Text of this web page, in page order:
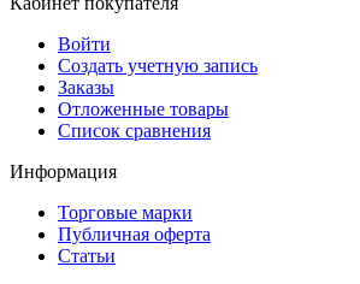
Войти
Создать учетную запись
Заказы
Отложенные товары
Список сравнения
Информация
Торговые марки
Публичная оферта
Статьи